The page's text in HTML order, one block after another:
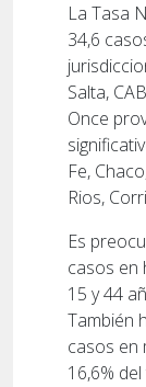
La Tasa
34,6
Salta,
Once
Fe,
Rios,
Es
casos en
15 y 44
También
casos en
16,6%